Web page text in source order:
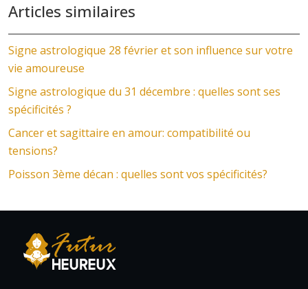
Articles similaires
Signe astrologique 28 février et son influence sur votre
vie amoureuse
Signe astrologique du 31 décembre : quelles sont ses
spécificités ?
Cancer et sagittaire en amour: compatibilité ou
tensions?
Poisson 3ème décan : quelles sont vos spécificités?